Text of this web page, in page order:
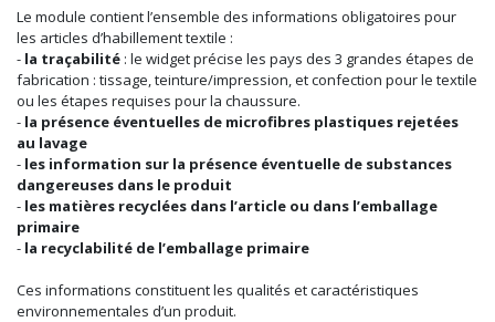
Le module contient l’ensemble des informations obligatoires pour
les articles d’habillement textile :
- la traçabilité : le widget précise les pays des 3 grandes étapes de
fabrication : tissage, teinture/impression, et confection pour le textile
ou les étapes requises pour la chaussure.
- la présence éventuelles de microfibres plastiques rejetées
au lavage
- les information sur la présence éventuelle de substances
dangereuses dans le produit
- les matières recyclées dans l’article ou dans l’emballage
primaire
- la recyclabilité de l’emballage primaire
Ces informations constituent les qualités et caractéristiques
environnementales d’un produit.